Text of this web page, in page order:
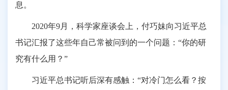
息。
2020年9月，科学家座谈会上，付巧妹向习近平总
书记汇报了这些年自己常被问到的一个问题：“你的研
究有什么用？”
习近平总书记听后深有感触：“对冷门怎么看？按